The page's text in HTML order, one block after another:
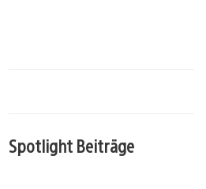
Spotlight Beiträge